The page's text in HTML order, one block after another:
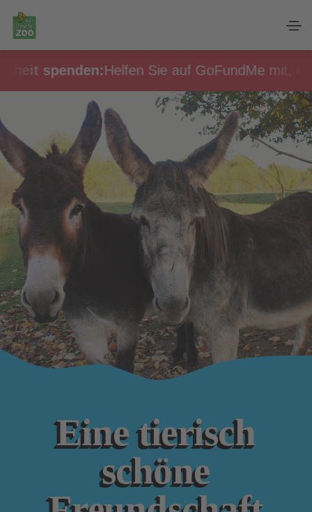
spenden:Helfen Sie auf GoFundMe mit,
Eine tierisch
schöne